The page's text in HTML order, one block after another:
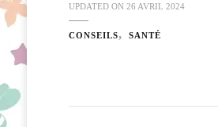
UPDATED ON 26 AVRIL 2024
CONSEILS SANTÉ